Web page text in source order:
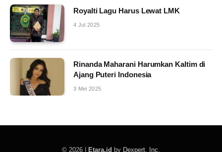
Royalti Lagu Harus Lewat LMK
4 Jul 2025
Rinanda Maharani Harumkan Kaltim di
Ajang Puteri Indonesia
3 Mei 2025
© 2026 | Etara.id by Dexpert, Inc